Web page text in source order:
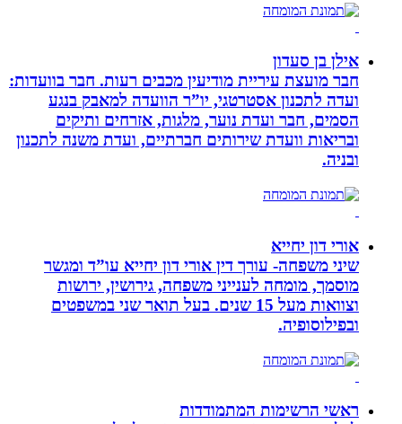
אילן בן סעדון
חבר מועצת עיריית מודיעין מכבים רעות. חבר בוועדות:
ועדה לתכנון אסטרטגי, יו”ר הוועדה למאבק בנגע
הסמים, חבר ועדת נוער, מלגות, אזרחים ותיקים
ובריאות וועדת שירותים חברתיים, ועדת משנה לתכנון
אורי דון יחייא
שיני משפחה- עורך דין אורי דון יחייא עו”ד ומגשר
מוסמך, מומחה לענייני משפחה, גירושין, ירושות
וצוואות מעל 15 שנים. בעל תואר שני במשפטים
ובפילוסופיה.
ראשי הרשימות המתמודדות